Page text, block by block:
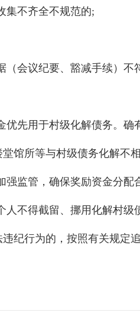
集不齐全不规范的;
（会议纪要、豁减手续）不
优先用于村级化解债务。
馆所等与村级债务化解不相
强监管，确保奖励资金分配
人不得截留、挪用化解村
纪行为的，按照有关规定